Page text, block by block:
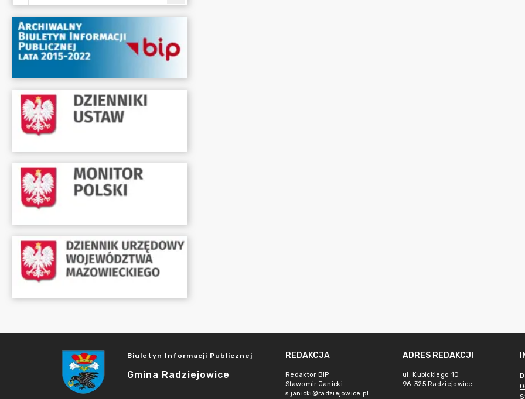
Biuletyn Informacji Publicznej
Gmina Radziejowice
REDAKCJA
Redaktor BIP
Sławomir Janicki
s.janicki@radziejowice.pl
ADRES REDAKCJI
ul. Kubickiego 10
96-325 Radziejowice